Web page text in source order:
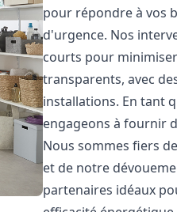
pour répondre à vos
d'urgence. Nos
courts pour
transparents, avec
installations. En tant
engageons à fournir
Nous sommes fiers
et de notre
partenaires idéaux